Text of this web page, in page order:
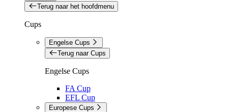
Terug naar het hoofdmenu
Cups
Engelse Cups
Terug naar Cups
Engelse Cups
FA Cup
EFL Cup
Europese Cups